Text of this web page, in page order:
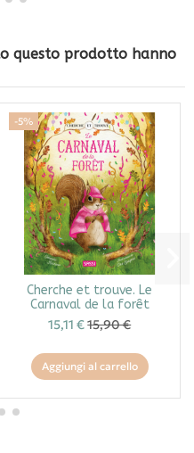
questo prodotto hanno
-5%
Cherche et trouve. Le
Carnaval de la forêt
15,11 €15,90 €
Aggiungi al carrello